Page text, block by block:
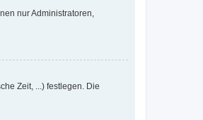
nur Administratoren,
Zeit, ...) festlegen. Die